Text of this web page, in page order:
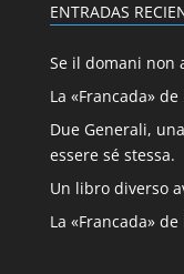
ENTRADAS
Se il domani non
La «Francada»
Due Generali,
essere sé stessa.
Un libro diverso
La «Francada»